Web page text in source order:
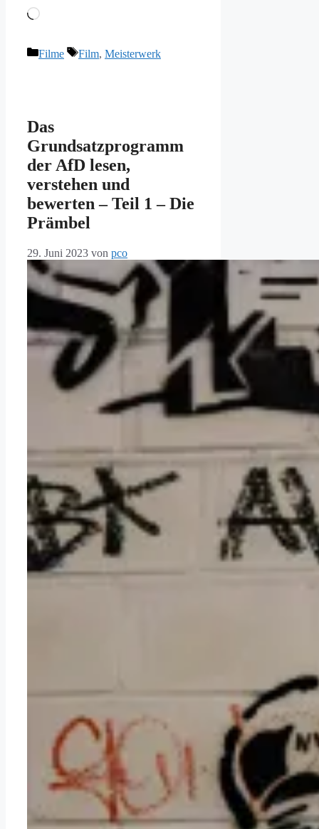
Wird
Kategorien
Filme Schlagwörter
Film, Meisterwerk
Das
Grundsatzprogramm
der AfD lesen,
verstehen und
bewerten – Teil 1 – Die
Prämbel
29. Juni 2023 von pco